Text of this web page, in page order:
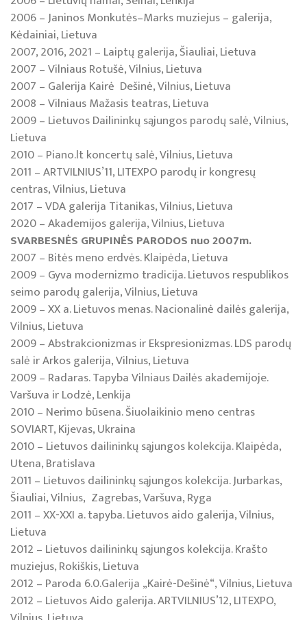
2006 – Janinos Monkutės–Marks muziejus – galerija,
Kėdainiai, Lietuva
2007, 2016, 2021 – Laiptų galerija, Šiauliai, Lietuva
2007 – Vilniaus Rotušė, Vilnius, Lietuva
2007 – Galerija Kairė Dešinė, Vilnius, Lietuva
2008 – Vilniaus Mažasis teatras, Lietuva
2009 – Lietuvos Dailininkų sąjungos parodų salė, Vilnius,
Lietuva
2010 – Piano.lt koncertų salė, Vilnius, Lietuva
2011 – ARTVILNIUS’11, LITEXPO parodų ir kongresų
centras, Vilnius, Lietuva
2017 – VDA galerija Titanikas, Vilnius, Lietuva
2020 – Akademijos galerija, Vilnius, Lietuva
SVARBESNĖS GRUPINĖS PARODOS nuo 2007m.
2007 – Bitės meno erdvės. Klaipėda, Lietuva
2009 – Gyva modernizmo tradicija. Lietuvos respublikos
seimo parodų galerija, Vilnius, Lietuva
2009 – XX a. Lietuvos menas. Nacionalinė dailės galerija,
Vilnius, Lietuva
2009 – Abstrakcionizmas ir Ekspresionizmas. LDS parodų
salė ir Arkos galerija, Vilnius, Lietuva
2009 – Radaras. Tapyba Vilniaus Dailės akademijoje.
Varšuva ir Lodzė, Lenkija
2010 – Nerimo būsena. Šiuolaikinio meno centras
SOVIART, Kijevas, Ukraina
2010 – Lietuvos dailininkų sąjungos kolekcija. Klaipėda,
Utena, Bratislava
2011 – Lietuvos dailininkų sąjungos kolekcija. Jurbarkas,
Šiauliai, Vilnius, Zagrebas, Varšuva, Ryga
2011 – XX-XXI a. tapyba. Lietuvos aido galerija, Vilnius,
Lietuva
2012 – Lietuvos dailininkų sąjungos kolekcija. Krašto
muziejus, Rokiškis, Lietuva
2012 – Paroda 6.0.Galerija „Kairė-Dešinė“, Vilnius, Lietuva
2012 – Lietuvos Aido galerija. ARTVILNIUS’12, LITEXPO,